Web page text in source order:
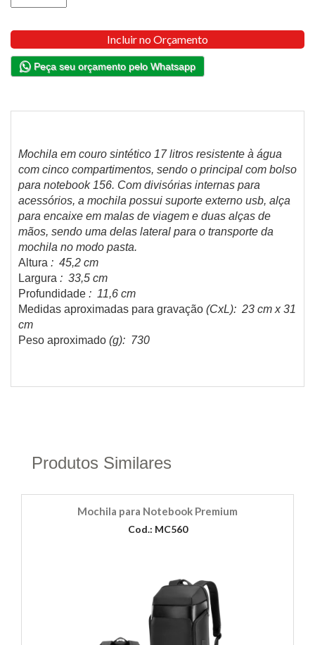
Incluir no Orçamento
Peça seu orçamento pelo Whatsapp
Mochila em couro sintético 17 litros resistente à água
com cinco compartimentos, sendo o principal com bolso
para notebook 156. Com divisórias internas para
acessórios, a mochila possui suporte externo usb, alça
para encaixe em malas de viagem e duas alças de
mãos, sendo uma delas lateral para o transporte da
mochila no modo pasta.
Altura : 45,2 cm
Largura : 33,5 cm
Profundidade : 11,6 cm
Medidas aproximadas para gravação (CxL): 23 cm x 31
cm
Peso aproximado (g): 730
Produtos Similares
Mochila para Notebook Premium
Cod.: MC560